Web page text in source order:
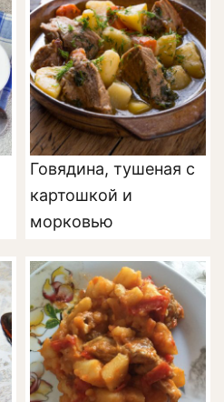
Говядина, тушеная с
картошкой и
морковью